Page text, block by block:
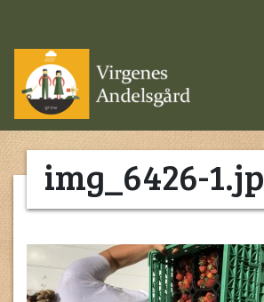
img_6426-